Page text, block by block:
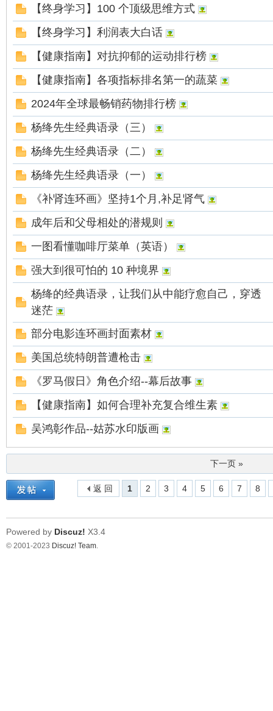
【终身学习】100 个顶级思维方式
【终身学习】利润表大白话
【健康指南】对抗抑郁的运动排行榜
【健康指南】各项指标排名第一的蔬菜
2024年全球最畅销药物排行榜
杨绛先生经典语录（三）
杨绛先生经典语录（二）
杨绛先生经典语录（一）
《补肾连环画》坚持1个月,补足肾气
成年后和父母相处的潜规则
一图看懂咖啡厅菜单（英语）
强大到很可怕的 10 种境界
杨绛的经典语录，让我们从中能疗愈自己，穿透
迷茫
部分电影连环画封面素材
美国总统特朗普遭枪击
《罗马假日》角色介绍--幕后故事
【健康指南】如何合理补充复合维生素
吴鸿彰作品--姑苏水印版画
下一页 »
1 2 3 4 5 6 7 8
返 回
Powered by Discuz! X3.4
© 2001-2023 Discuz! Team.